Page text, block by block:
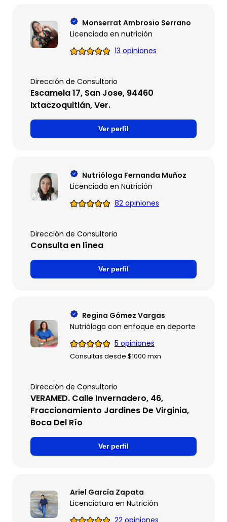
Monserrat Ambrosio Serrano
Licenciada en nutrición
13 opiniones
Dirección de Consultorio
Escamela 17, San Jose, 94460
Ixtaczoquitlán, Ver.
Ver perfil
Nutrióloga Fernanda Muñoz
Licenciada en Nutrición
82 opiniones
Dirección de Consultorio
Consulta en línea
Ver perfil
Regina Gómez Vargas
Nutrióloga con enfoque en deporte y
5 opiniones
Consultas desde $1000 mxn
Dirección de Consultorio
VERAMED. Calle Invernadero, 46,
Fraccionamiento Jardines De Virginia,
Boca Del Río
Ver perfil
Ariel García Zapata
Licenciatura en Nutrición
22 opiniones